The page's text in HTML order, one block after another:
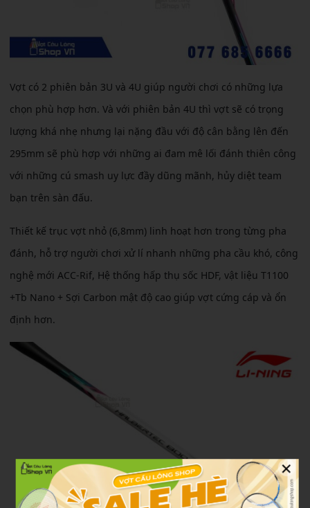
Vợt có 2 phiên bản 3U và 4U giúp người chơi có những lựa
chọn phù hợp hơn. Và với phiên bản 4U thì vợt sẽ có trọng
lượng khá nhẹ nhưng lại nặng đầu với độ cân bằng lên đến
295mm sẽ phù hợp với những ai đam mê lối đánh thiên công
với những cú smash uy lực đầy dũng mãnh, hủy diệt team
bạn trên sàn đấu.
Thiết kế trục vợt nhỏ (6,8mm) linh hoạt hơn trong từng pha
đánh, hỗ trợ người chơi xử lí nhanh những pha cầu khó, công
nghệ mới ACC-Rif, Hệ thống hấp thụ sốc HDF, vật liệu T1100
+Tb Nano + Sợi Carbon mật độ cao giúp vợt cứng cáp và ổn
định hơn.
×